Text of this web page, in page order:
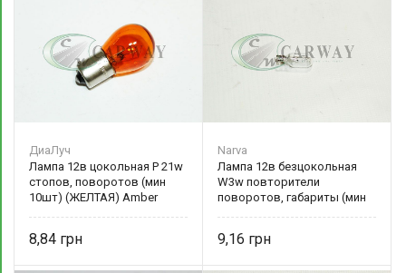
ДиаЛуч
Лампа 12в цокольная P 21w
стопов, поворотов (мин
10шт) (ЖЕЛТАЯ) Amber
8,84
Narva
Лампа 12в безцокольная
W3w повторители
поворотов, габариты (мин
9,16